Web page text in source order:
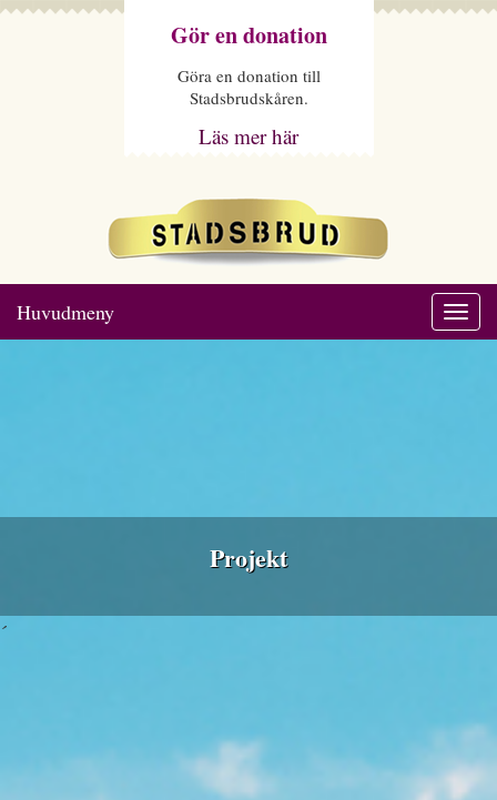
Gör en donation
Göra en donation till
Stadsbrudskåren.
Läs mer här
Huvudmeny
Projekt
´